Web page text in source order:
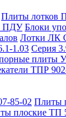
Плиты лотков
ПДУ Блоки
Лотки ЛК
1.03 Серия
плиты
ТПР
85-02 Плиты
плоские ТП